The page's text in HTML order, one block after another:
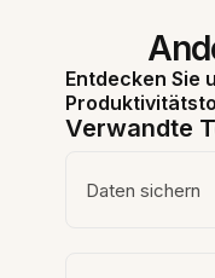
Entdecken Sie
Verwandte
Daten sichern